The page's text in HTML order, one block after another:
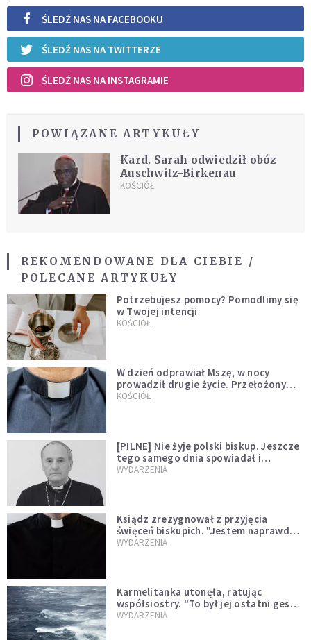
ŚLEDŹ NAS NA FACEBOOKU
ŚLEDŹ NAS NA TWITTERZE
ŚLEDŹ NAS NA INSTAGRAMIE
POWIĄZANE ARTYKUŁY
Kard. Sarah odwiedził obóz
Auschwitz-Birkenau
KOŚCIÓŁ
REKOMENDOWANE DLA CIEBIE /
POLECANE ARTYKUŁY
Potrzebujesz pomocy? Pomodlimy się
w Twojej intencji
KOŚCIÓŁ
W dzień odprawiał Mszę, w nocy
prowadził drugie życie. Przełożony
kazał mu opuścić zakon
KOŚCIÓŁ
[PILNE] Nie żyje polski biskup. Jeszcze
tego samego dnia spowiadał i
sprawował Mszę świętą
WYDARZENIA
Ksiądz zrezygnował z przyjęcia
święceń biskupich. "Jestem naprawdę
niegodny"
WYDARZENIA
Karmelitanka utonęła, ratując
współsiostry. "To był jej ostatni gest
miłości"
WYDARZENIA